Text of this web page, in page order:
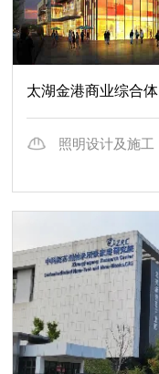
太湖金港商业综合体
照明设计及施工